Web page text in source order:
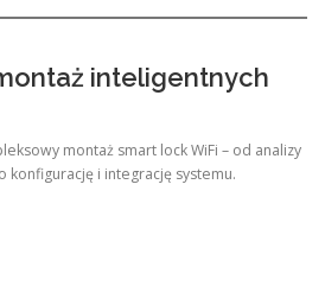
inteligentnych
montaż smart lock WiFi – od analizy
konfigurację i integrację systemu.